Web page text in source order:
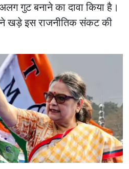
गुट बनाने का दावा किया है।
खड़े इस राजनीतिक संकट की